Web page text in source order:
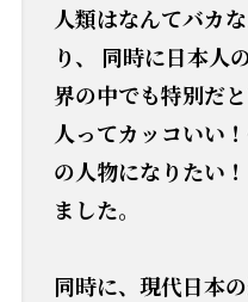
人類はなんてバカ
り、 同時に日本人
界の中でも特別だ
人ってカッコいい
の人物になりたい
ました。
同時に、現代日本